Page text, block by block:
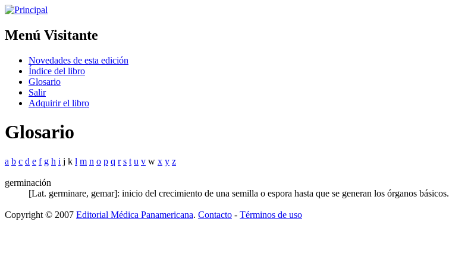
Menú Visitante
Novedades de esta edición
Índice del libro
Glosario
Salir
Adquirir el libro
Glosario
a b c d e f g h i j k l m n o p q r s t u v w x y z
germinación
[Lat. germinare, gemar]: inicio del crecimiento de una semilla o espora hasta que se generan los órganos básicos.
Copyright © 2007 Editorial Médica Panamericana. Contacto - Términos de uso